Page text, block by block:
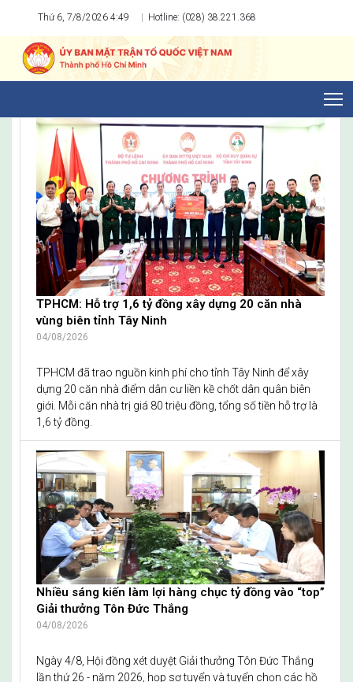
Thứ 6, 7/8/2026 4:49 Hotline: (028) 38.221.368
Phường Cầu Kiệu: Đại biểu HĐND phường tiếp xúc cử tri sau kỳ họp
TPHCM: Hỗ trợ 1,6 tỷ đồng xây dựng 20 căn nhà
vùng biên tỉnh Tây Ninh
04/08/2026
TPHCM đã trao nguồn kinh phí cho tỉnh Tây Ninh để xây
dựng 20 căn nhà điểm dân cư liền kề chốt dân quân biên
giới. Mỗi căn nhà trị giá 80 triệu đồng, tổng số tiền hỗ trợ là
1,6 tỷ đồng.
Nhiều sáng kiến làm lợi hàng chục tỷ đồng vào “top”
Giải thưởng Tôn Đức Thắng
04/08/2026
Ngày 4/8, Hội đồng xét duyệt Giải thưởng Tôn Đức Thắng
lần thứ 26 - năm 2026, họp sơ tuyển và tuyển chọn các hồ